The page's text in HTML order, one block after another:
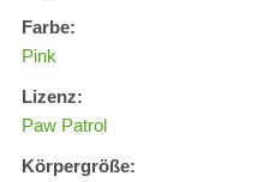
Farbe:
Pink
Lizenz:
Paw Patrol
Körpergröße: